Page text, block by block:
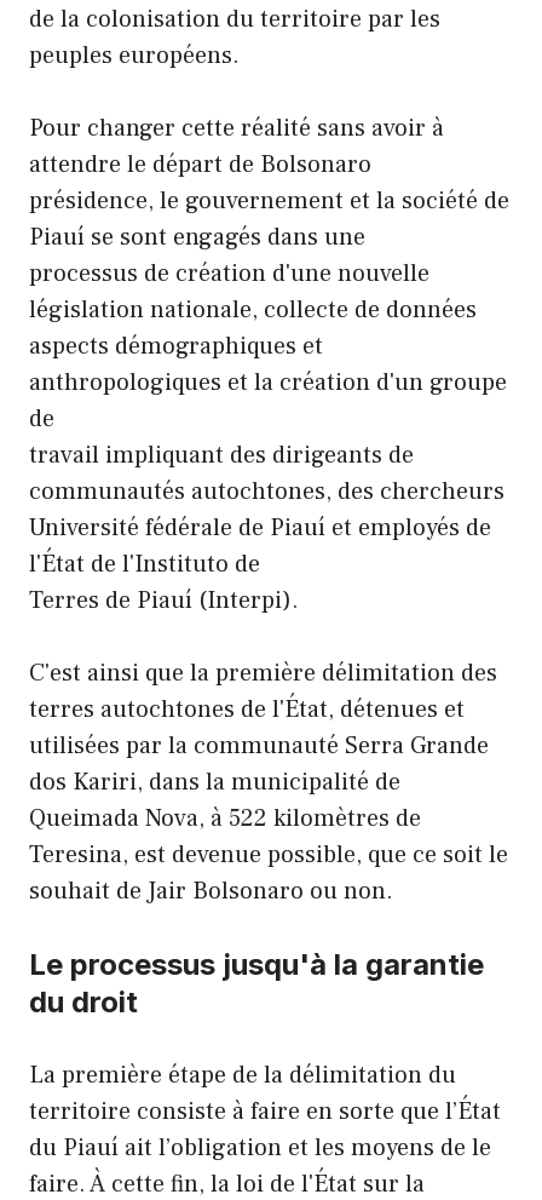
de la colonisation du territoire par les
peuples européens.
Pour changer cette réalité sans avoir à
attendre le départ de Bolsonaro
présidence, le gouvernement et la société de
Piauí se sont engagés dans une
processus de création d'une nouvelle
législation nationale, collecte de données
aspects démographiques et
anthropologiques et la création d'un groupe
de
travail impliquant des dirigeants de
communautés autochtones, des chercheurs
Université fédérale de Piauí et employés de
l'État de l'Instituto de
Terres de Piauí (Interpi).
C'est ainsi que la première délimitation des
terres autochtones de l'État, détenues et
utilisées par la communauté Serra Grande
dos Kariri, dans la municipalité de
Queimada Nova, à 522 kilomètres de
Teresina, est devenue possible, que ce soit le
souhait de Jair Bolsonaro ou non.
Le processus jusqu'à la garantie
du droit
La première étape de la délimitation du
territoire consiste à faire en sorte que l’État
du Piauí ait l’obligation et les moyens de le
faire. À cette fin, la loi de l'État sur la